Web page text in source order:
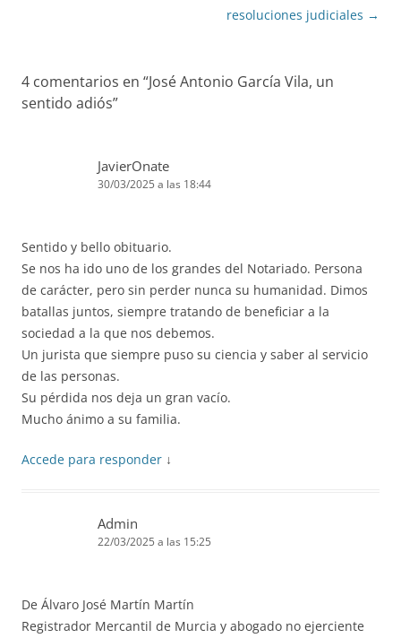
resoluciones judiciales →
4 comentarios en “José Antonio García Vila, un
sentido adiós”
JavierOnate
30/03/2025 a las 18:44
Sentido y bello obituario.
Se nos ha ido uno de los grandes del Notariado. Persona
de carácter, pero sin perder nunca su humanidad. Dimos
batallas juntos, siempre tratando de beneficiar a la
sociedad a la que nos debemos.
Un jurista que siempre puso su ciencia y saber al servicio
de las personas.
Su pérdida nos deja un gran vacío.
Mucho ánimo a su familia.
Accede para responder ↓
Admin
22/03/2025 a las 15:25
De Álvaro José Martín Martín
Registrador Mercantil de Murcia y abogado no ejerciente